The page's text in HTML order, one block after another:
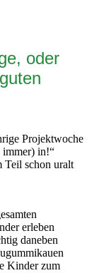
oder
Projektwoche
immer) in!“
Teil schon uralt
erleben
daneben
Kinder zum